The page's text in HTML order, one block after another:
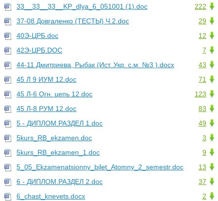
222
33__33__33__KP_dlya_6_051001 (1).doc
29
37-08 Довгаленко (ТЕСТЫ) Ч.2.doc
12
40Э-ЦРБ.doc
7
42Э-ЦРБ.DOC
43
44-11 Дмитриева, Рыбак (Ист. Укр. с.м. №3 ).docx
71
45 Л 9 ИУМ 12.doc
123
45 Л-6 Огн. цепь 12.doc
83
45 Л-8 РУМ 12.doc
49
5 - ДИПЛОМ.РАЗДЕЛ 1.doc
3
5kurs_RB_ekzamen.doc
9
5kurs_RB_ekzamen_1.doc
13
5_05_Ekzamenatsionny_bilet_Atomny_2_semestr.doc
37
6 - ДИПЛОМ.РАЗДЕЛ 2.doc
2
6_chast_knevets.docx